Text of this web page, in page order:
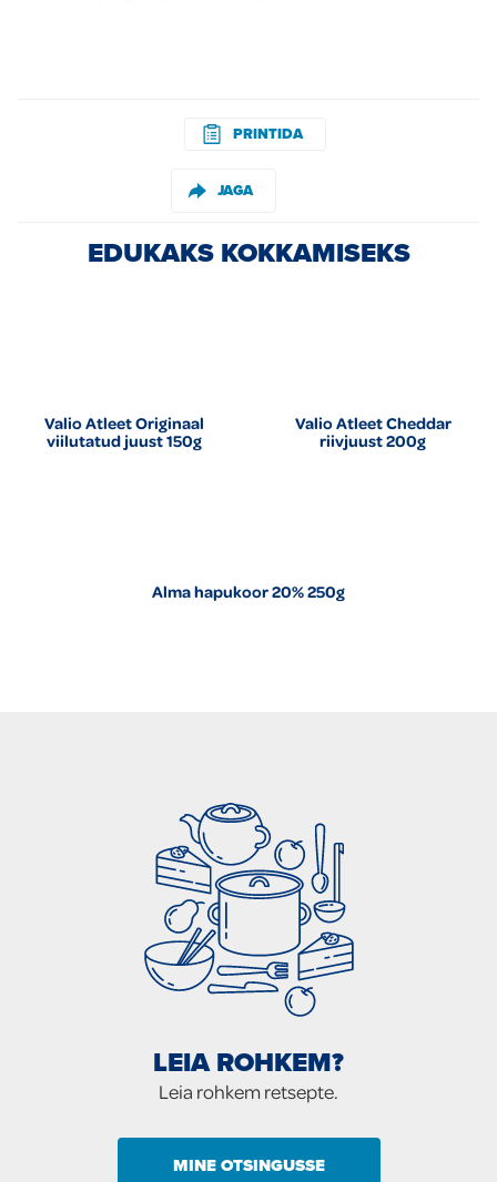
PRINTIDA
JAGA
EDUKAKS KOKKAMISEKS
Valio Atleet Originaal
viilutatud juust 150g
Valio Atleet Cheddar
riivjuust 200g
Alma hapukoor 20% 250g
LEIA ROHKEM?
Leia rohkem retsepte.
MINE OTSINGUSSE